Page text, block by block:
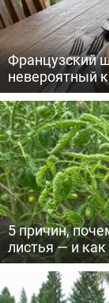
Французский
невероятный
5 причин,
листья — и